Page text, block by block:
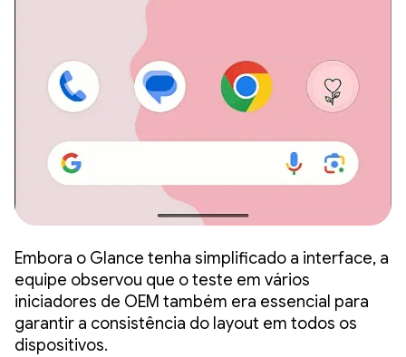
Embora o Glance tenha simplificado a interface, a
equipe observou que o teste em vários
iniciadores de OEM também era essencial para
garantir a consistência do layout em todos os
dispositivos.